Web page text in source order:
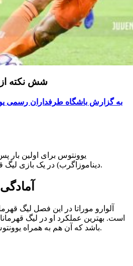
شش نکته
به گزارش باشگاه طرفداران رسمی
دیناموزاگرب) در یک بازی لیگ قهرمانان ۴ گل به ثمر رساند.
آلوارو موراتا در این فصل لیگ
باشد که آن هم به همراه یوونتوس رقم خورده است (۵ گل).